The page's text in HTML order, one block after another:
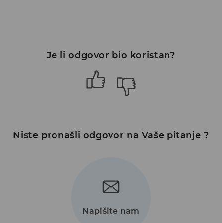
Je li odgovor bio koristan?
Niste pronašli odgovor na Vaše pitanje ?
Napišite nam